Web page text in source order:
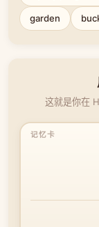
garden
这就是你在